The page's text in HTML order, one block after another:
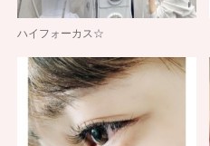
ハイフォーカス☆